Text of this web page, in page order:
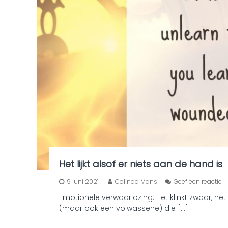
Het lijkt alsof er niets aan de hand is
9 juni 2021 Colinda Mans Geef een reactieo
H
Emotionele verwaarlozing. Het klinkt zwaar,
(maar ook een volwassene) die […]